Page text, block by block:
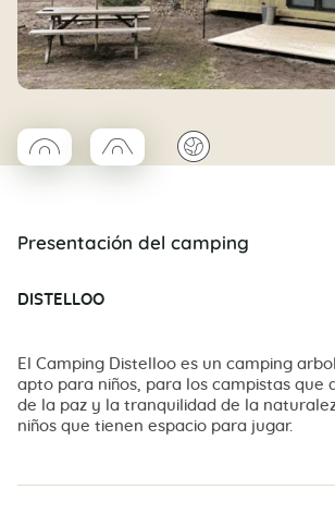
◯Coco rond
□Coco trapèze
🌍
Presentación del camping
DISTELLOO
El Camping Distelloo es un camping
apto para niños, para los campistas que
de la paz y la tranquilidad de la
niños que tienen espacio para jugar.